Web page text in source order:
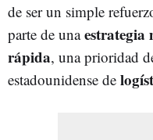
de ser un simple
parte de unaestrategia
rápida, una prioridad
estadounidense de